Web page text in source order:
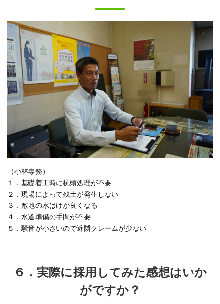
（小林専務）
１．基礎着工時に杭頭処理が不要
２．現場によって残土が発生しない
３．敷地の水はけが良くなる
４．水道準備の手間が不要
５．騒音が小さいので近隣クレームが少ない
６．実際に採用してみた感想はいか
がですか？